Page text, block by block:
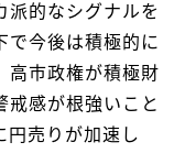
派的なシグナルを
で今後は積極的に
高市政権が積極財
戒感が根強いこと
円売りが加速し